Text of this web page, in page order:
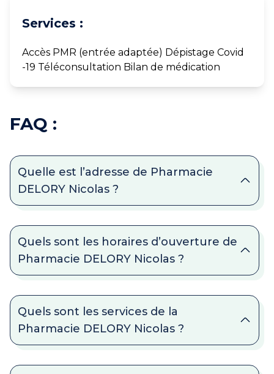
Services :
Accès PMR (entrée adaptée) Dépistage Covid
-19 Téléconsultation Bilan de médication
FAQ :
Quelle est l’adresse de Pharmacie
DELORY Nicolas ?
Quels sont les horaires d’ouverture de
Pharmacie DELORY Nicolas ?
Quels sont les services de la
Pharmacie DELORY Nicolas ?